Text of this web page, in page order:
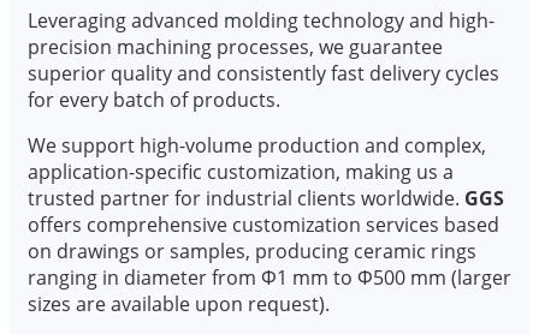
Leveraging advanced molding technology and high-
precision machining processes, we guarantee
superior quality and consistently fast delivery cycles
for every batch of products.
We support high-volume production and complex,
application-specific customization, making us a
trusted partner for industrial clients worldwide. GGS
offers comprehensive customization services based
on drawings or samples, producing ceramic rings
ranging in diameter from Φ1 mm to Φ500 mm (larger
sizes are available upon request).